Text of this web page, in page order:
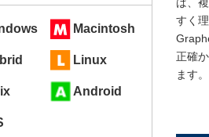
すく
正確
ます。
Macintosh
Linux
Android